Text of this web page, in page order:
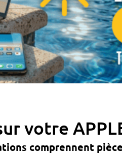
votre
comprennent